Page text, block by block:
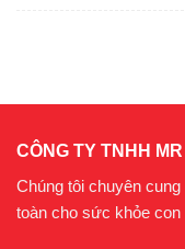
CÔNG TY TNHH
Chúng tôi chuyên
toàn cho sức khỏe